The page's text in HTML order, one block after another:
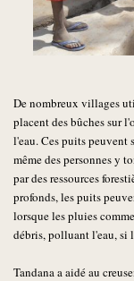
De nombreux villages
placent des bûches sur
l'eau. Ces puits peuvent
même des personnes y
par des ressources
profonds, les puits
lorsque les pluies
débris, polluant l'eau, si
Tandana a aidé au